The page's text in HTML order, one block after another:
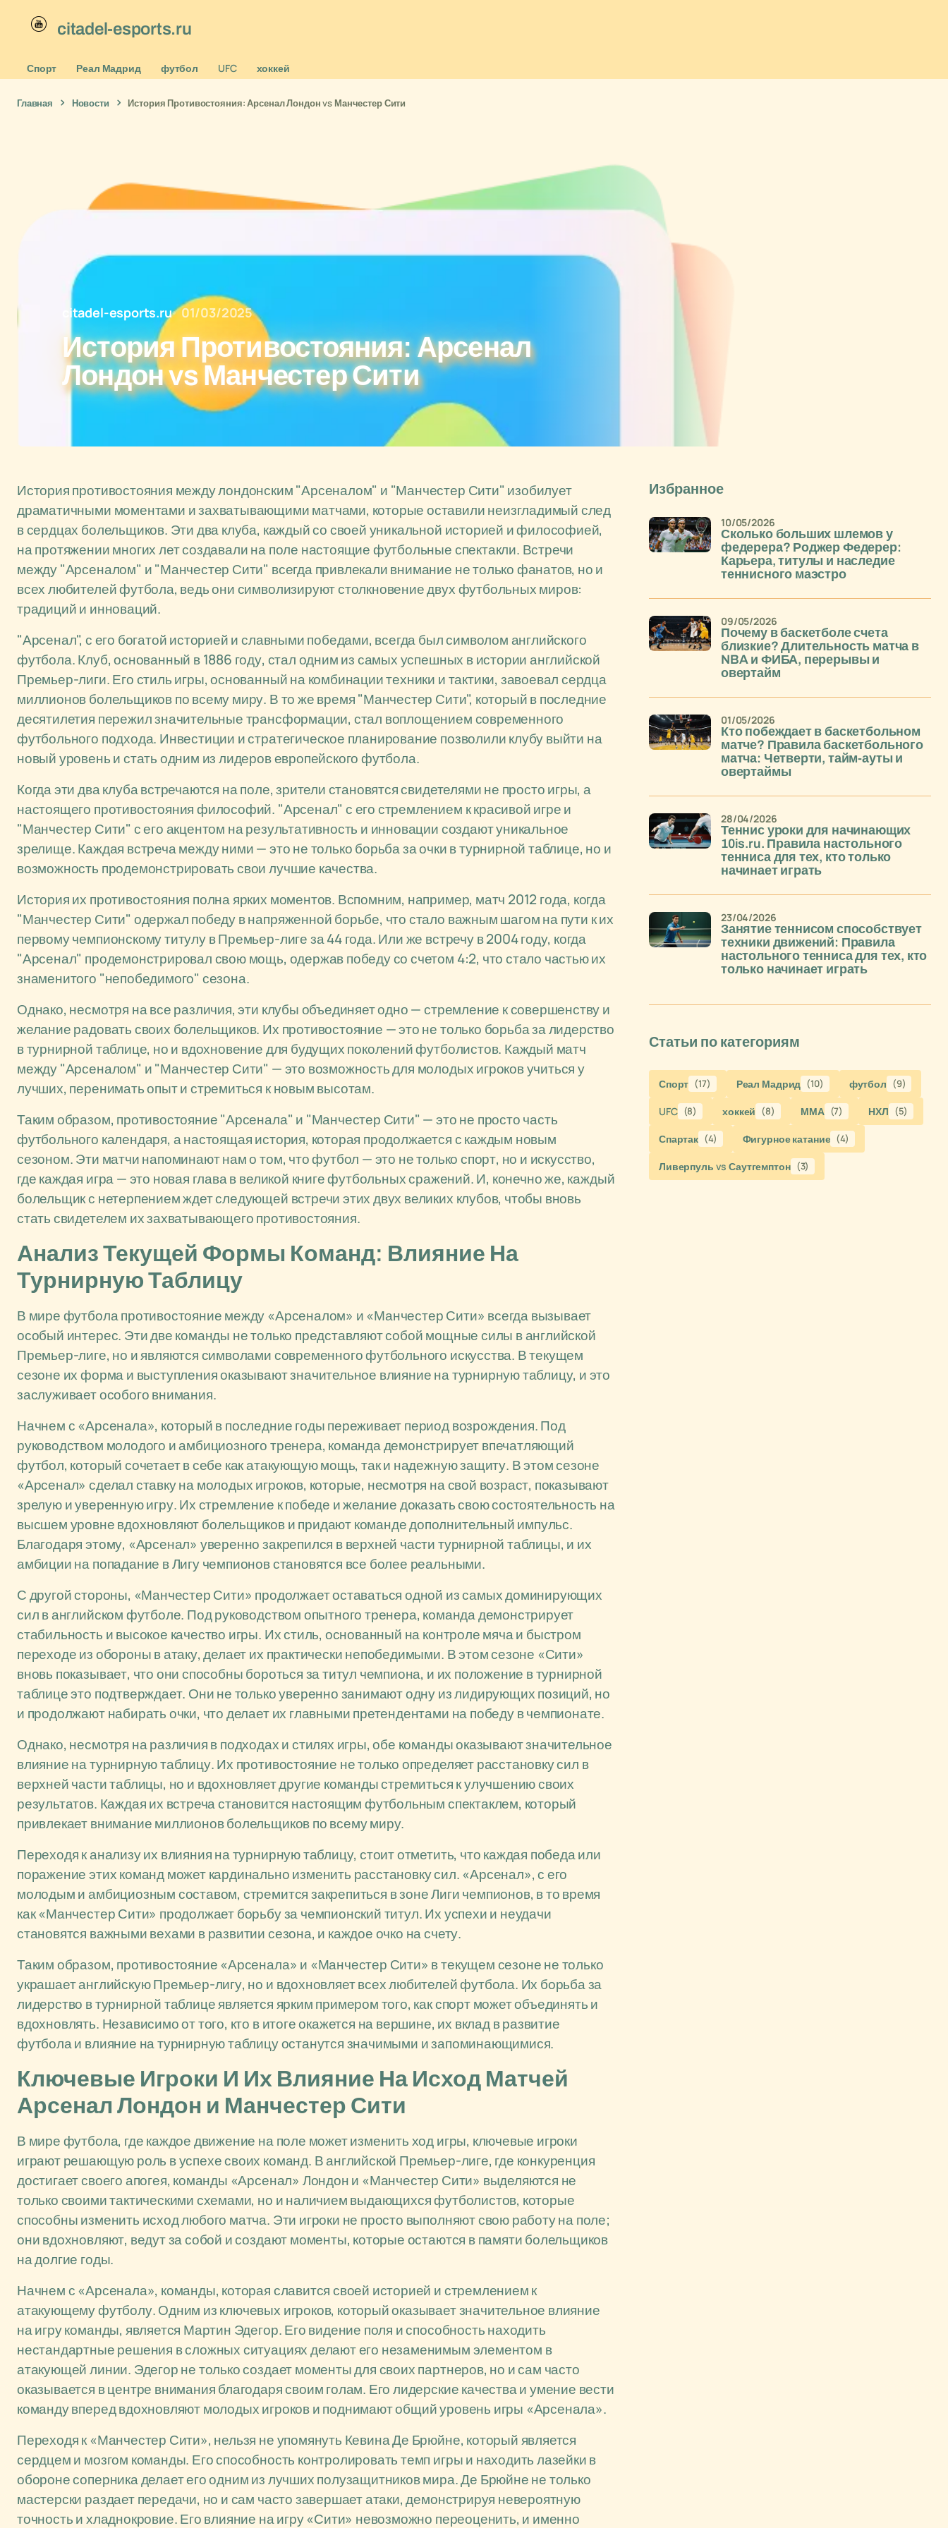
citadel-esports.ru
Спорт Реал Мадрид футбол UFC хоккей
Главная Новости История Противостояния: Арсенал Лондон vs Манчестер Сити
citadel-esports.ru 01/03/2025
История Противостояния: Арсенал
Лондон vs Манчестер Сити
История противостояния между лондонским "Арсеналом" и "Манчестер Сити" изобилует
драматичными моментами и захватывающими матчами, которые оставили неизгладимый след
в сердцах болельщиков. Эти два клуба, каждый со своей уникальной историей и философией,
на протяжении многих лет создавали на поле настоящие футбольные спектакли. Встречи
между "Арсеналом" и "Манчестер Сити" всегда привлекали внимание не только фанатов, но и
всех любителей футбола, ведь они символизируют столкновение двух футбольных миров:
традиций и инноваций.
"Арсенал", с его богатой историей и славными победами, всегда был символом английского
футбола. Клуб, основанный в 1886 году, стал одним из самых успешных в истории английской
Премьер-лиги. Его стиль игры, основанный на комбинации техники и тактики, завоевал сердца
миллионов болельщиков по всему миру. В то же время "Манчестер Сити", который в последние
десятилетия пережил значительные трансформации, стал воплощением современного
футбольного подхода. Инвестиции и стратегическое планирование позволили клубу выйти на
новый уровень и стать одним из лидеров европейского футбола.
Когда эти два клуба встречаются на поле, зрители становятся свидетелями не просто игры, а
настоящего противостояния философий. "Арсенал" с его стремлением к красивой игре и
"Манчестер Сити" с его акцентом на результативность и инновации создают уникальное
зрелище. Каждая встреча между ними — это не только борьба за очки в турнирной таблице, но и
возможность продемонстрировать свои лучшие качества.
История их противостояния полна ярких моментов. Вспомним, например, матч 2012 года, когда
"Манчестер Сити" одержал победу в напряженной борьбе, что стало важным шагом на пути к их
первому чемпионскому титулу в Премьер-лиге за 44 года. Или же встречу в 2004 году, когда
"Арсенал" продемонстрировал свою мощь, одержав победу со счетом 4:2, что стало частью их
знаменитого "непобедимого" сезона.
Однако, несмотря на все различия, эти клубы объединяет одно — стремление к совершенству и
желание радовать своих болельщиков. Их противостояние — это не только борьба за лидерство
в турнирной таблице, но и вдохновение для будущих поколений футболистов. Каждый матч
между "Арсеналом" и "Манчестер Сити" — это возможность для молодых игроков учиться у
лучших, перенимать опыт и стремиться к новым высотам.
Таким образом, противостояние "Арсенала" и "Манчестер Сити" — это не просто часть
футбольного календаря, а настоящая история, которая продолжается с каждым новым
сезоном. Эти матчи напоминают нам о том, что футбол — это не только спорт, но и искусство,
где каждая игра — это новая глава в великой книге футбольных сражений. И, конечно же, каждый
болельщик с нетерпением ждет следующей встречи этих двух великих клубов, чтобы вновь
стать свидетелем их захватывающего противостояния.
Анализ Текущей Формы Команд: Влияние На
Турнирную Таблицу
В мире футбола противостояние между «Арсеналом» и «Манчестер Сити» всегда вызывает
особый интерес. Эти две команды не только представляют собой мощные силы в английской
Премьер-лиге, но и являются символами современного футбольного искусства. В текущем
сезоне их форма и выступления оказывают значительное влияние на турнирную таблицу, и это
заслуживает особого внимания.
Начнем с «Арсенала», который в последние годы переживает период возрождения. Под
руководством молодого и амбициозного тренера, команда демонстрирует впечатляющий
футбол, который сочетает в себе как атакующую мощь, так и надежную защиту. В этом сезоне
«Арсенал» сделал ставку на молодых игроков, которые, несмотря на свой возраст, показывают
зрелую и уверенную игру. Их стремление к победе и желание доказать свою состоятельность на
высшем уровне вдохновляют болельщиков и придают команде дополнительный импульс.
Благодаря этому, «Арсенал» уверенно закрепился в верхней части турнирной таблицы, и их
амбиции на попадание в Лигу чемпионов становятся все более реальными.
С другой стороны, «Манчестер Сити» продолжает оставаться одной из самых доминирующих
сил в английском футболе. Под руководством опытного тренера, команда демонстрирует
стабильность и высокое качество игры. Их стиль, основанный на контроле мяча и быстром
переходе из обороны в атаку, делает их практически непобедимыми. В этом сезоне «Сити»
вновь показывает, что они способны бороться за титул чемпиона, и их положение в турнирной
таблице это подтверждает. Они не только уверенно занимают одну из лидирующих позиций, но
и продолжают набирать очки, что делает их главными претендентами на победу в чемпионате.
Однако, несмотря на различия в подходах и стилях игры, обе команды оказывают значительное
влияние на турнирную таблицу. Их противостояние не только определяет расстановку сил в
верхней части таблицы, но и вдохновляет другие команды стремиться к улучшению своих
результатов. Каждая их встреча становится настоящим футбольным спектаклем, который
привлекает внимание миллионов болельщиков по всему миру.
Переходя к анализу их влияния на турнирную таблицу, стоит отметить, что каждая победа или
поражение этих команд может кардинально изменить расстановку сил. «Арсенал», с его
молодым и амбициозным составом, стремится закрепиться в зоне Лиги чемпионов, в то время
как «Манчестер Сити» продолжает борьбу за чемпионский титул. Их успехи и неудачи
становятся важными вехами в развитии сезона, и каждое очко на счету.
Таким образом, противостояние «Арсенала» и «Манчестер Сити» в текущем сезоне не только
украшает английскую Премьер-лигу, но и вдохновляет всех любителей футбола. Их борьба за
лидерство в турнирной таблице является ярким примером того, как спорт может объединять и
вдохновлять. Независимо от того, кто в итоге окажется на вершине, их вклад в развитие
футбола и влияние на турнирную таблицу останутся значимыми и запоминающимися.
Ключевые Игроки И Их Влияние На Исход Матчей
Арсенал Лондон и Манчестер Сити
В мире футбола, где каждое движение на поле может изменить ход игры, ключевые игроки
играют решающую роль в успехе своих команд. В английской Премьер-лиге, где конкуренция
достигает своего апогея, команды «Арсенал» Лондон и «Манчестер Сити» выделяются не
только своими тактическими схемами, но и наличием выдающихся футболистов, которые
способны изменить исход любого матча. Эти игроки не просто выполняют свою работу на поле;
они вдохновляют, ведут за собой и создают моменты, которые остаются в памяти болельщиков
на долгие годы.
Начнем с «Арсенала», команды, которая славится своей историей и стремлением к
атакующему футболу. Одним из ключевых игроков, который оказывает значительное влияние
на игру команды, является Мартин Эдегор. Его видение поля и способность находить
нестандартные решения в сложных ситуациях делают его незаменимым элементом в
атакующей линии. Эдегор не только создает моменты для своих партнеров, но и сам часто
оказывается в центре внимания благодаря своим голам. Его лидерские качества и умение вести
команду вперед вдохновляют молодых игроков и поднимают общий уровень игры «Арсенала».
Переходя к «Манчестер Сити», нельзя не упомянуть Кевина Де Брюйне, который является
сердцем и мозгом команды. Его способность контролировать темп игры и находить лазейки в
обороне соперника делает его одним из лучших полузащитников мира. Де Брюйне не только
мастерски раздает передачи, но и сам часто завершает атаки, демонстрируя невероятную
точность и хладнокровие. Его влияние на игру «Сити» невозможно переоценить, и именно
Избранное
Сколько больших шлемов у
федерера? Роджер Федерер:
Карьера, титулы и наследие
теннисного маэстро
10/05/2026
Почему в баскетболе счета
близкие? Длительность матча в
NBA и ФИБА, перерывы и
овертайм
09/05/2026
Кто побеждает в баскетбольном
матче? Правила баскетбольного
матча: Четверти, тайм-ауты и
овертаймы
01/05/2026
Теннис уроки для начинающих
10is.ru. Правила настольного
тенниса для тех, кто только
начинает играть
28/04/2026
Занятие теннисом способствует
техники движений: Правила
настольного тенниса для тех, кто
только начинает играть
23/04/2026
Статьи по категориям
Спорт (17) Реал Мадрид (10) футбол (9)
UFC (8) хоккей (8) ММА (7) НХЛ (5)
Спартак (4) Фигурное катание (4)
Ливерпуль vs Саутгемптон (3)